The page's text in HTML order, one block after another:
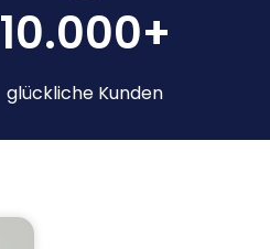
10.000+
glückliche Kunden